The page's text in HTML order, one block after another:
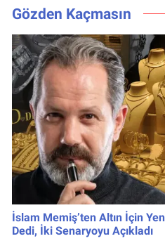
Durum
Gözden Kaçmasın
İslam Memiş’ten Altın İçin
Dedi, İki Senaryoyu Açıkladı